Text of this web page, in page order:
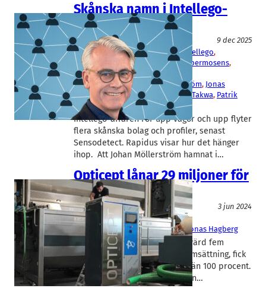
Skånska namn i Intellego-
nätverket
Fakta
9 dec 2025
AegirBio
Avsalt, Dug, Enersize, Intellego
OptiCept
Plexian, SensoDetect, Spermosens
Viraspec
Björn Wetterling, Johan Möllerström, Jonas
Hagberg, Martin Linde Mohamad Takwa, Patrik
Elfwing, Per-Ola Rosenqvist
Intellego-affären rör upp vågor och upp flyter
flera skånska bolag och profiler, senast
Sensodetect. Rapidus visar hur det hänger
ihop. Att Johan Möllerström hamnat i…
Opticept lånar 29 miljoner för
att klara stororder
Teknik/Verkstadsindustri
3 jun 2024
OptiCept
Andreas Jahn, Dzano Hasanagic, Jonas Hagberg
Opticepts genombrottsorder, värd fem
gånger mer än hela fjolårets omsättning, fick
aktiekursen att rusa med mer än 100 procent.
I dag meddelar bolaget att man…